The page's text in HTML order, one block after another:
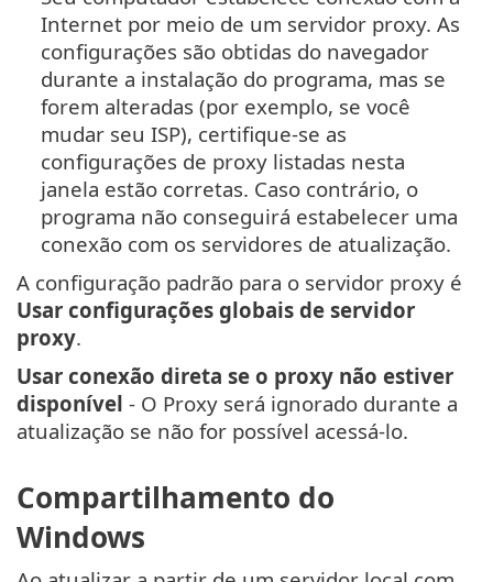
Internet por meio de um servidor proxy. As
configurações são obtidas do navegador
durante a instalação do programa, mas se
forem alteradas (por exemplo, se você
mudar seu ISP), certifique-se as
configurações de proxy listadas nesta
janela estão corretas. Caso contrário, o
programa não conseguirá estabelecer uma
conexão com os servidores de atualização.
A configuração padrão para o servidor proxy é
Usar configurações globais de servidor
proxy.
Usar conexão direta se o proxy não estiver
disponível - O Proxy será ignorado durante a
atualização se não for possível acessá-lo.
Compartilhamento do
Windows